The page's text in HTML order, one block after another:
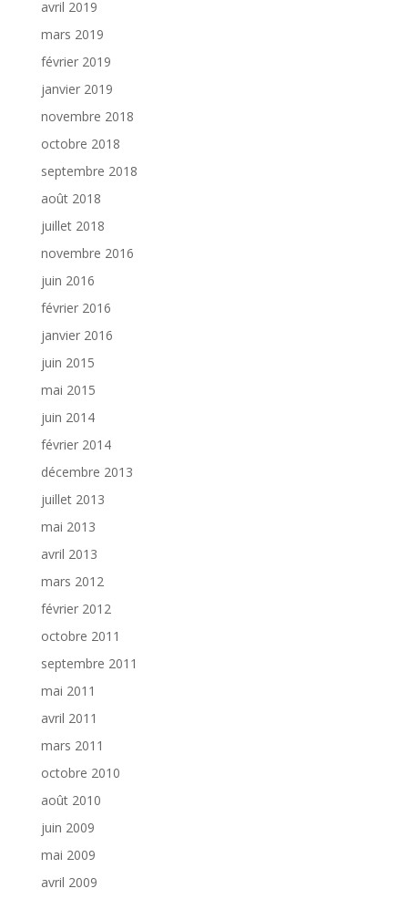
avril 2019
mars 2019
février 2019
janvier 2019
novembre 2018
octobre 2018
septembre 2018
août 2018
juillet 2018
novembre 2016
juin 2016
février 2016
janvier 2016
juin 2015
mai 2015
juin 2014
février 2014
décembre 2013
juillet 2013
mai 2013
avril 2013
mars 2012
février 2012
octobre 2011
septembre 2011
mai 2011
avril 2011
mars 2011
octobre 2010
août 2010
juin 2009
mai 2009
avril 2009